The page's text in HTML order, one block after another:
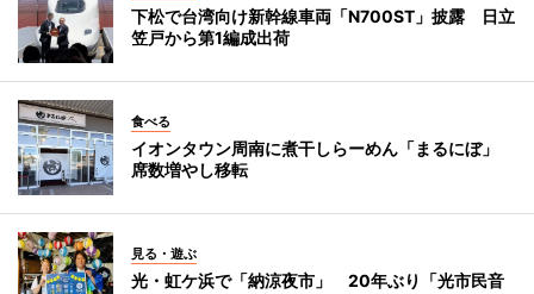
下松で台湾向け新幹線車両「N700ST」披露 日立
笠戸から第1編成出荷
食べる
イオンタウン周南に煮干しらーめん「まるにぼ」
席数増やし移転
見る・遊ぶ
光・虹ケ浜で「納涼夜市」 20年ぶり「光市民音